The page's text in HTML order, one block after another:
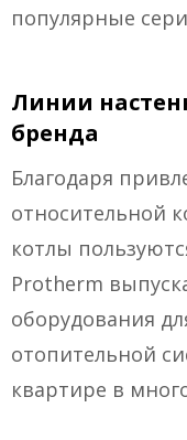
популярные
Линии
бренда
Благодаря
относительной
котлы
Protherm
оборудования
отопительной
квартире в